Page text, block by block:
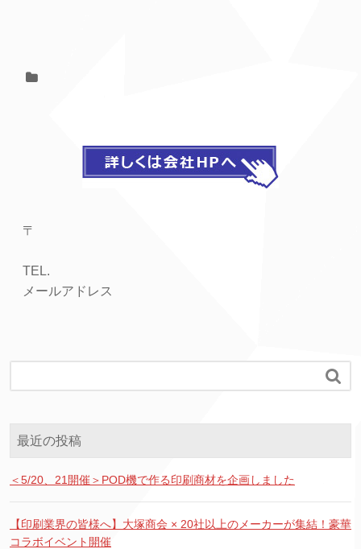
〒
TEL.
メールアドレス

最近の投稿
＜5/20、21開催＞POD機で作る印刷商材を企画しました
【印刷業界の皆様へ】大塚商会 × 20社以上のメーカーが集結！豪華
コラボイベント開催